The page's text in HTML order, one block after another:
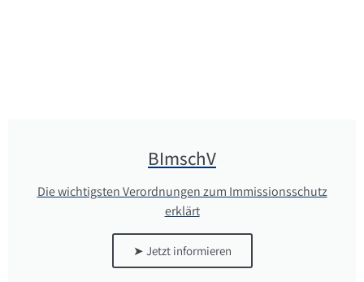
BImschV
Die wichtigsten Verordnungen zum Immissionsschutz
erklärt
➤ Jetzt informieren